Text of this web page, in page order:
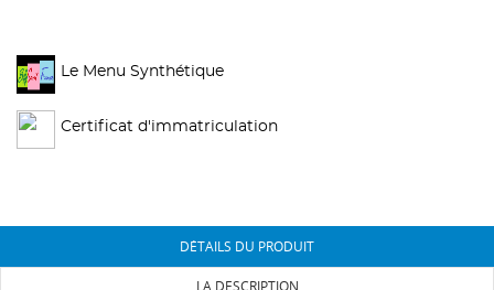
Le Menu Synthétique
Certificat d'immatriculation
DÉTAILS DU PRODUIT